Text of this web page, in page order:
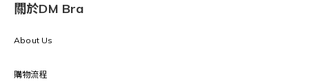
關於DM Bra
About Us
購物流程